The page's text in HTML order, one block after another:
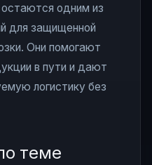
одним из
для защищенной
Они помогают
в пути и дают
логистику без
теме